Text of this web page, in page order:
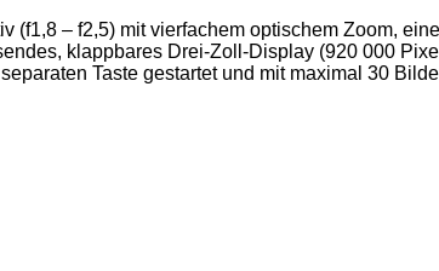
(f1,8 – f2,5) mit vierfachem optischem Zoom,
klappbares Drei-Zoll-Display (920 000
Taste gestartet und mit maximal 30